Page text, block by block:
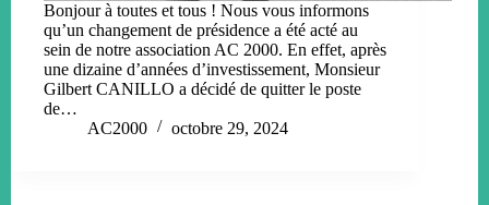
Bonjour à toutes et tous ! Nous vous informons
qu’un changement de présidence a été acté au
sein de notre association AC 2000. En effet, après
une dizaine d’années d’investissement, Monsieur
Gilbert CANILLO a décidé de quitter le poste
de…
AC2000
octobre 29, 2024